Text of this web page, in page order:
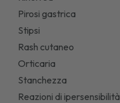
Pirosi gastrica
Stipsi
Rash cutaneo
Orticaria
Stanchezza
Reazioni di ipersensibilità